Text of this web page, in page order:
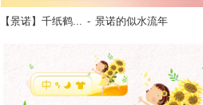
立即换肤
【景诺】千纸鹤... - 景诺的似水流年